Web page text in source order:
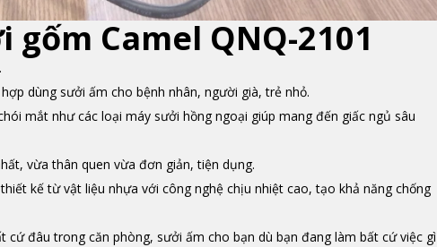
Camel QNQ-2101
dùng sưởi ấm cho bệnh nhân, người già, trẻ nhỏ.
mắt như các loại máy sưởi hồng ngoại giúp mang đến giấc ngủ sâu
vừa thân quen vừa đơn giản, tiện dụng.
kế từ vật liệu nhựa với công nghệ chịu nhiệt cao, tạo khả năng chống
đâu trong căn phòng, sưởi ấm cho bạn dù bạn đang làm bất cứ việc gì